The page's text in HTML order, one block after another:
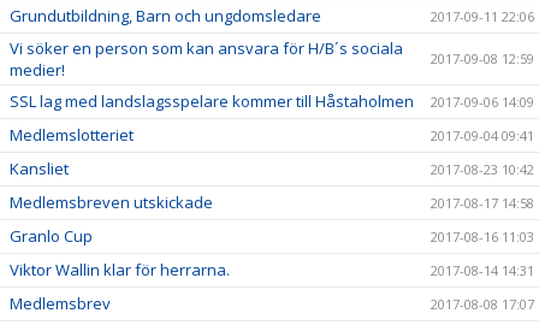
Grundutbildning, Barn och ungdomsledare 2017-09-11 22:06
Vi söker en person som kan ansvara för H/B´s sociala
medier!
2017-09-08 12:59
SSL lag med landslagsspelare kommer till Håstaholmen 2017-09-06 14:09
Medlemslotteriet 2017-09-04 09:41
Kansliet 2017-08-23 10:42
Medlemsbreven utskickade 2017-08-17 14:58
Granlo Cup 2017-08-16 11:03
Viktor Wallin klar för herrarna. 2017-08-14 14:31
Medlemsbrev 2017-08-08 17:07